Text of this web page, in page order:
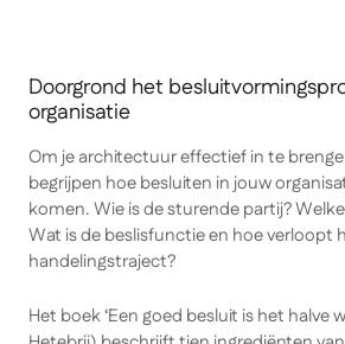
Doorgrond het
organisatie
Om je architectuur effectief in te
begrijpen hoebesluiten in jouw
komen. Wie is de sturende partij?
Wat is de beslisfunctie en hoe verloopt
handelingstraject?
Het boek‘Een goed besluit is het halve